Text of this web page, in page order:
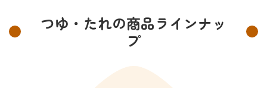
つゆ・たれの商品ラインナッ
プ